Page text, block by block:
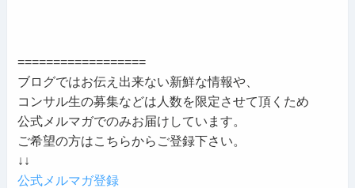
==================
ブログではお伝え出来ない新鮮な情報や、
コンサル生の募集などは人数を限定させて頂くため
公式メルマガでのみお届けしています。
ご希望の方はこちらからご登録下さい。
↓↓
公式メルマガ登録